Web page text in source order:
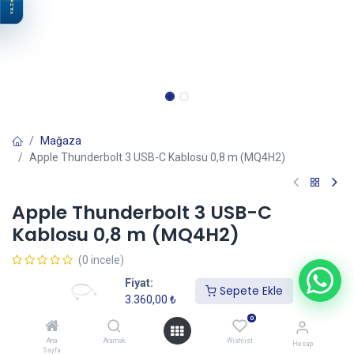
Fiyat:
3.360,00 ₺
Sepete Ekle
Ana
Sayfa
Aramak
0
Wishlist Hesap
Mağaza
Apple Thunderbolt 3 USB-C Kablosu 0,8 m (MQ4H2)
Apple Thunderbolt 3 USB-C
Kablosu 0,8 m (MQ4H2)
(0 incele)
3.360,00₺
Sepete Ekle
YAZ